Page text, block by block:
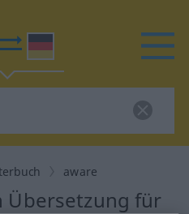
aware
Übersetzung für